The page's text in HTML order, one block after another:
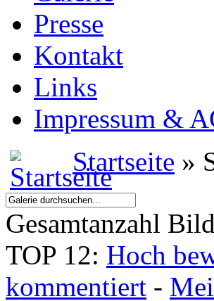
Presse
Kontakt
Links
Impressum &
Startseite »
Gesamtanzahl
TOP 12: Hoch
kommentiert -